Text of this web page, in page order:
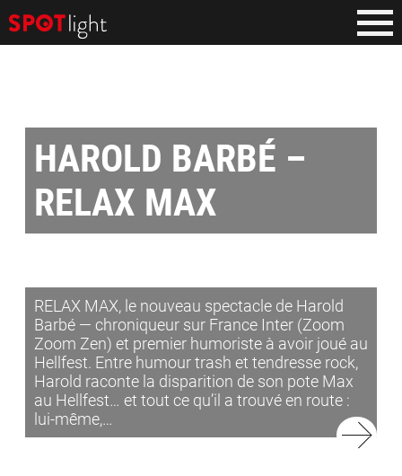
HAROLD BARBÉ –
RELAX MAX
RELAX MAX, le nouveau spectacle de Harold
Barbé — chroniqueur sur France Inter (Zoom
Zoom Zen) et premier humoriste à avoir joué au
Hellfest. Entre humour trash et tendresse rock,
Harold raconte la disparition de son pote Max
au Hellfest… et tout ce qu’il a trouvé en route :
lui-même,…